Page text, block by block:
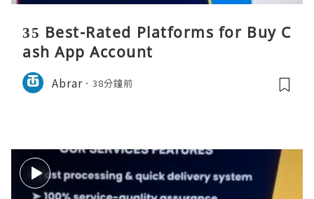
35 Best-Rated Platforms for Buy C
ash App Account
Abrar 38分鐘前